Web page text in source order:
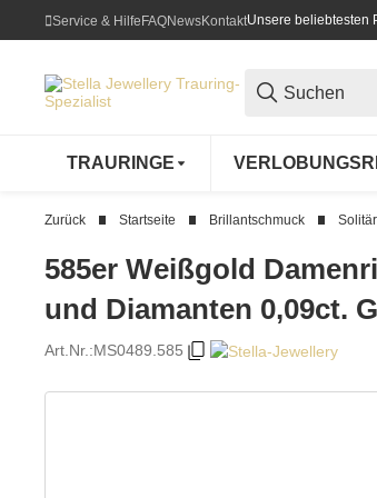
Service & HilfeFAQNewsKontaktUnsere beliebtesten
TRAURINGE
Zurück Startseite Brillantschmuck
585er Weißgold
und Diamanten 0,09ct.
Art.Nr.:MS0489.585